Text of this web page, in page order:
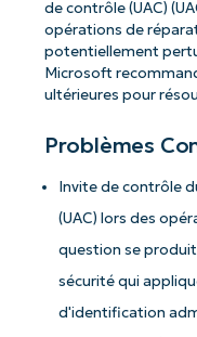
de contrôle (UAC)
opérations de
potentiellement
Microsoft
ultérieures pour
Problèmes
Invite de contrôle
(UAC) lors des
question se
sécurité qui
d'identification